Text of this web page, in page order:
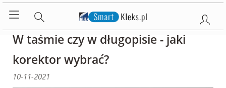
W taśmie czy w długopisie - jaki
korektor wybrać?
10-11-2021